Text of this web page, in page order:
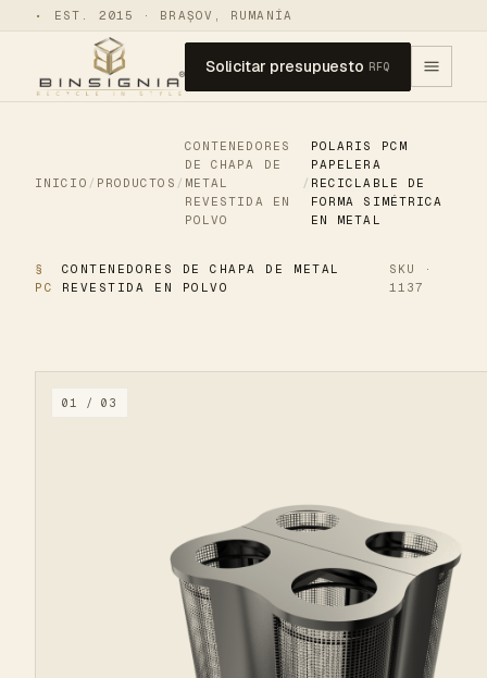
• EST. 2015 · BRAȘOV, RUMANÍA
Solicitar presupuesto RFQ
INICIO / PRODUCTOS /
CONTENEDORES
DE CHAPA DE
METAL
REVESTIDA EN
POLVO
/
POLARIS PCM
PAPELERA
RECICLABLE DE
FORMA SIMÉTRICA
EN METAL
§
PC
CONTENEDORES DE CHAPA DE METAL
REVESTIDA EN POLVO
SKU ·
1137
01 / 03